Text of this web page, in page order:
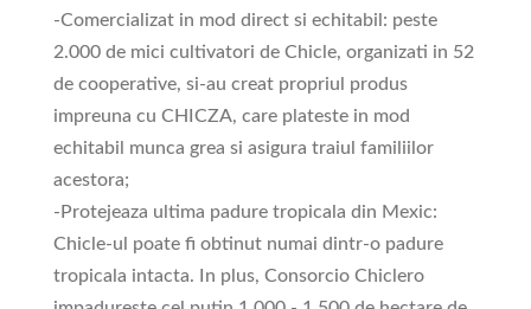
-Comercializat in mod direct si echitabil: peste
2.000 de mici cultivatori de Chicle, organizati in 52
de cooperative, si-au creat propriul produs
impreuna cu CHICZA, care plateste in mod
echitabil munca grea si asigura traiul familiilor
acestora;
-Protejeaza ultima padure tropicala din Mexic:
Chicle-ul poate fi obtinut numai dintr-o padure
tropicala intacta. In plus, Consorcio Chiclero